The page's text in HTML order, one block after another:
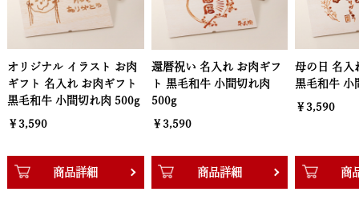
還暦祝い 名入れ お肉ギフ
ト 黒毛和牛 小間切れ肉
500g
￥3,590
商品詳細
母の日 名入れ お肉ギフト
黒毛和牛 小間切れ肉 500g
￥3,590
商品詳細
父の日 洋風
フト 黒毛和
500g
商